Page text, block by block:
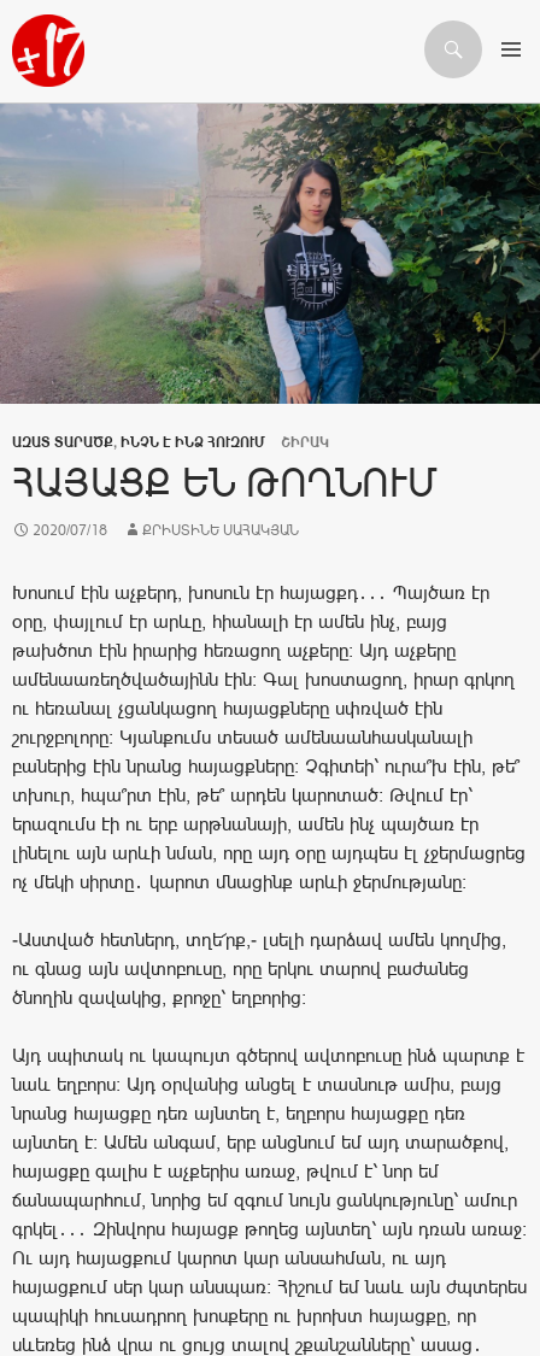
Որոնում
ԱՆՑՆԵԼ ԲՈՎԱՆԴԱԿՈՒԹՅԱՆԸ
ԱԶԱՏ ՏԱՐԱԾՔ, ԻՆՉՆ Է ԻՆՁ ՀՈՒԶՈՒՄ ՇԻՐԱԿ
ՀԱՅԱՑՔ ԵՆ ԹՈՂՆՈՒՄ
2020/07/18 ՔՐԻՍՏԻՆԵ ՍԱՀԱԿՅԱՆ
Խոսում էին աչքերդ, խոսուն էր հայացքդ․․․ Պայծառ էր
օրը, փայլում էր արևը, հիանալի էր ամեն ինչ, բայց
թախծոտ էին իրարից հեռացող աչքերը։ Այդ աչքերը
ամենաառեղծվածայինն էին։ Գալ խոստացող, իրար գրկող
ու հեռանալ չցանկացող հայացքները սփռված էին
շուրջբոլորը։ Կյանքումս տեսած ամենաանհասկանալի
բաներից էին նրանց հայացքները։ Չգիտեի՝ ուրա՞խ էին, թե՞
տխուր, հպա՞րտ էին, թե՞ արդեն կարոտած։ Թվում էր՝
երազումս էի ու երբ արթնանայի, ամեն ինչ պայծառ էր
լինելու այն արևի նման, որը այդ օրը այդպես էլ չջերմացրեց
ոչ մեկի սիրտը․ կարոտ մնացինք արևի ջերմությանը։
-Աստված հետներդ, տղե՜րք,- լսելի դարձավ ամեն կողմից,
ու գնաց այն ավտոբուսը, որը երկու տարով բաժանեց
ծնողին զավակից, քրոջը՝ եղբորից։
Այդ սպիտակ ու կապույտ գծերով ավտոբուսը ինձ պարտք է
նաև եղբորս։ Այդ օրվանից անցել է տասնութ ամիս, բայց
նրանց հայացքը դեռ այնտեղ է, եղբորս հայացքը դեռ
այնտեղ է։ Ամեն անգամ, երբ անցնում եմ այդ տարածքով,
հայացքը գալիս է աչքերիս առաջ, թվում է՝ նոր եմ
ճանապարհում, նորից եմ զգում նույն ցանկությունը՝ ամուր
գրկել․․․ Զինվորս հայացք թողեց այնտեղ՝ այն դռան առաջ։
Ու այդ հայացքում կարոտ կար անսահման, ու այդ
հայացքում սեր կար անսպառ։ Հիշում եմ նաև այն ժպտերես
պապիկի հուսադրող խոսքերը ու խրոխտ հայացքը, որ
սևեռեց ինձ վրա ու ցույց տալով շքանշանները՝ ասաց․